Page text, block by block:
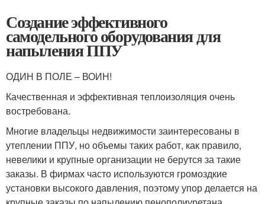
Создание эффективного
самодельного оборудования для
напыления ППУ
ОДИН В ПОЛЕ – ВОИН!
Качественная и эффективная теплоизоляция очень
востребована.
Многие владельцы недвижимости заинтересованы в
утеплении ППУ, но объемы таких работ, как правило,
невелики и крупные организации не берутся за такие
заказы. В фирмах часто используются громоздкие
установки высокого давления, поэтому упор делается на